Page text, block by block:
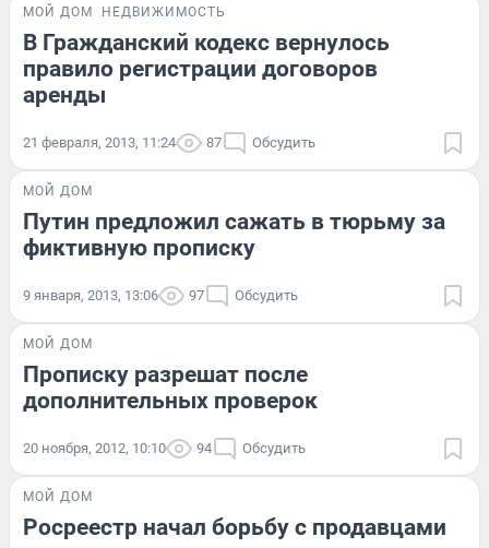
МОЙ ДОМ НЕДВИЖИМОСТЬ
В Гражданский кодекс вернулось
правило регистрации договоров
аренды
21 февраля, 2013, 11:24 87 Обсудить
МОЙ ДОМ
Путин предложил сажать в тюрьму за
фиктивную прописку
9 января, 2013, 13:06 97 Обсудить
МОЙ ДОМ
Прописку разрешат после
дополнительных проверок
20 ноября, 2012, 10:10 94 Обсудить
МОЙ ДОМ
Росреестр начал борьбу с продавцами